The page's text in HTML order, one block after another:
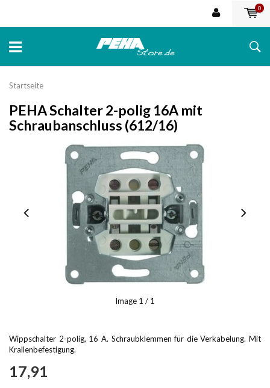
0
Startseite
PEHA Schalter 2-polig 16A mit
Schraubanschluss (612/16)
Image 1 / 1
Wippschalter 2-polig, 16 A. Schraubklemmen für die Verkabelung. Mit
Krallenbefestigung.
17,91